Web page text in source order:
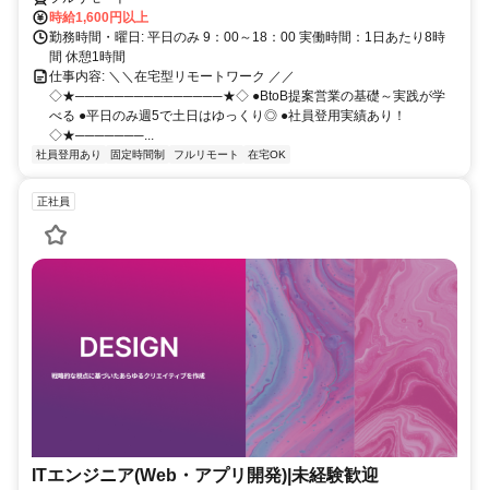
時給1,600円以上
勤務時間・曜日: 平日のみ 9：00～18：00 実働時間：1日あたり8時
間 休憩1時間
仕事内容: ＼＼在宅型リモートワーク ／／
◇★───────────────★◇ ●BtoB提案営業の基礎～実践が学
べる ●平日のみ週5で土日はゆっくり◎ ●社員登用実績あり！
◇★───────...
社員登用あり 固定時間制 フルリモート 在宅OK
正社員
ITエンジニア(Web・アプリ開発)|未経験歓迎